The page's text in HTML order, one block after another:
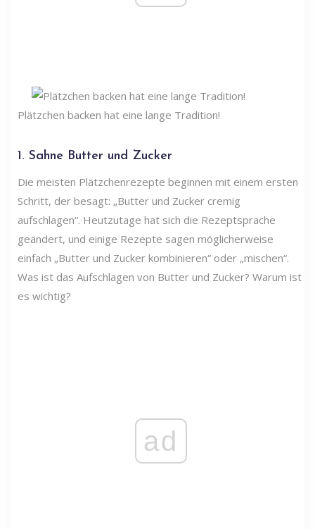
Plätzchen backen hat eine lange Tradition!
1. Sahne Butter und Zucker
Die meisten Plätzchenrezepte beginnen mit einem ersten
Schritt, der besagt: „Butter und Zucker cremig
aufschlagen“. Heutzutage hat sich die Rezeptsprache
geändert, und einige Rezepte sagen möglicherweise
einfach „Butter und Zucker kombinieren“ oder „mischen“.
Was ist das Aufschlagen von Butter und Zucker? Warum ist
es wichtig?
ad